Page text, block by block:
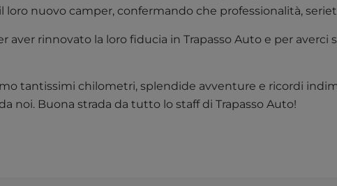
loro nuovo camper, confermando che professionalità,
aver rinnovato la loro fiducia in Trapasso Auto e per
tantissimi chilometri, splendide avventure e ricordi
noi. Buona strada da tutto lo staff di Trapasso Auto!